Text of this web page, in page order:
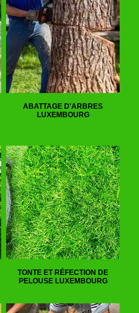
ABATTAGE D'ARBRES
LUXEMBOURG
TONTE ET RÉFECTION DE
PELOUSE LUXEMBOURG